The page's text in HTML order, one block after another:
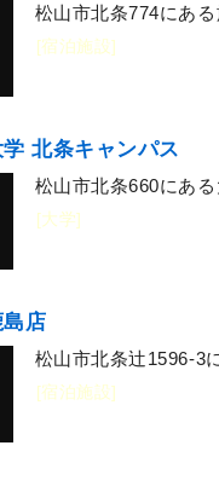
松山市北条774にあ
[宿泊施設]
北条キャンパス
松山市北条660にあ
[大学]
店
松山市北条辻1596-3
[宿泊施設]